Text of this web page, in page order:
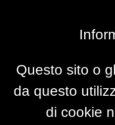
Questo sito o
da questo
di cookie